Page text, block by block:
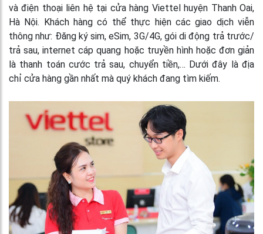
và điện thoại liên hệ tại cửa hàng Viettel huyện Thanh Oai,
Hà Nội. Khách hàng có thể thực hiện các giao dịch viễn
thông như: Đăng ký sim, eSim, 3G/4G, gói di động trả trước/
trả sau, internet cáp quang hoặc truyền hình hoặc đơn giản
là thanh toán cước trả sau, chuyển tiền,… Dưới đây là địa
chỉ cửa hàng gần nhất mà quý khách đang tìm kiếm.